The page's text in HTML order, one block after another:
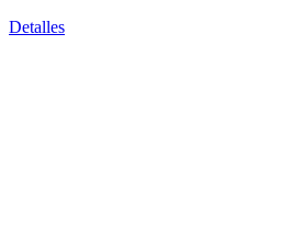
Detalles